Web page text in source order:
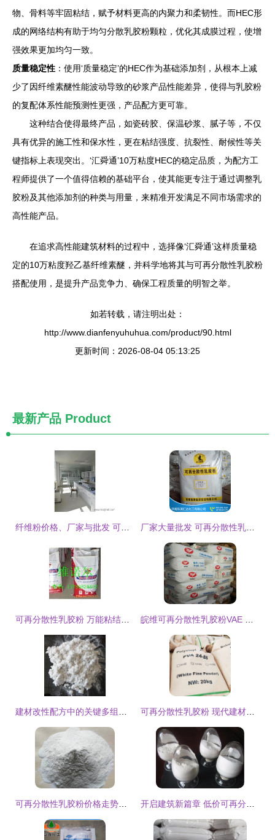
物、骨料等牢固粘结，赋予材料更高的内聚力和柔韧性。而HEC形
成的网络结构有助于均匀分散乳胶粉颗粒，优化其成膜过程，使增
强效果更加均匀一致。
质量稳定性 ：使用‘质量稳定’的HEC作为基础添加剂，从根本上减
少了因纤维素醚性能波动导致的砂浆产品性能差异，使得与乳胶粉
的复配体系性能预测性更强，产品配方更可靠。
这种结合使得最终产品，如瓷砖胶、保温砂浆、腻子等，不仅
具有优异的施工性和保水性，更在粘结强度、抗裂性、耐候性等关
键指标上表现突出。‘汇舜通’10万粘度HEC的稳定品质，为配方工
程师提供了一个值得信赖的基础平台，使其能更专注于通过调整乳
胶粉及其他添加剂的种类与用量，来精准开发满足不同市场需求的
高性能产品。
在追求高性能建筑材料的过程中，选择像‘汇舜通’这样质量稳
定的10万粘度羟乙基纤维素醚，并科学地将其与可再分散性乳胶粉
搭配使用，是提升产品竞争力、确保工程质量的明智之举。
如若转载，请注明出处：
http://www.dianfenyuhuhua.com/product/90.html
更新时间：2026-08-04 05:13:25
最新产品 Product